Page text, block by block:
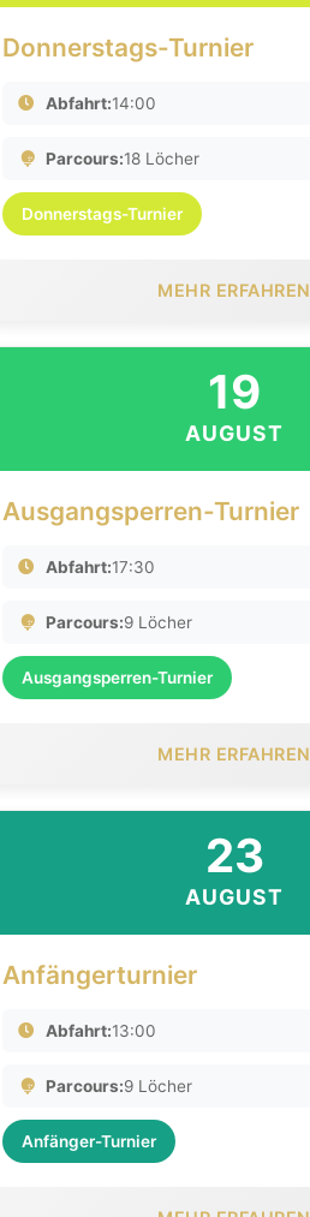
Donnerstags-Turnier
Abfahrt:14:00
Parcours:18 Löcher
Donnerstags-Turnier
MEHR ERFAHREN
19
AUGUST
Ausgangsperren-Turnier
Abfahrt:17:30
Parcours:9 Löcher
Ausgangsperren-Turnier
MEHR ERFAHREN
23
AUGUST
Anfängerturnier
Abfahrt:13:00
Parcours:9 Löcher
Anfänger-Turnier